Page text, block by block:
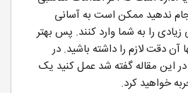
ندهید ممکن است به آسانی
را به شما وارد کنند. پس بهتر
دقت لازم را داشته باشید. در
این مقاله گفته شد عمل کنید یک
خواهید کرد.